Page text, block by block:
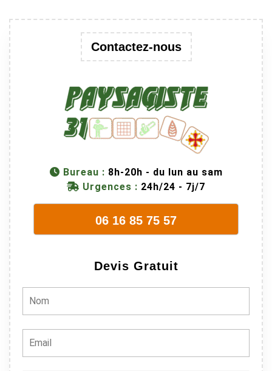
Contactez-nous
Bureau : 8h-20h - du lun au sam
Urgences : 24h/24 - 7j/7
06 16 85 75 57
Devis Gratuit